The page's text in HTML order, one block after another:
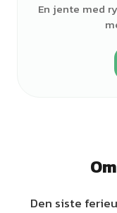
En jente med
Den siste